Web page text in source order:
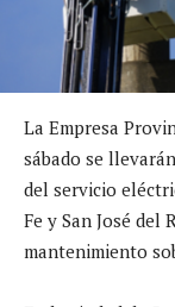
La Empresa
sábado se
del servicio
Fe y San José del
mantenimiento